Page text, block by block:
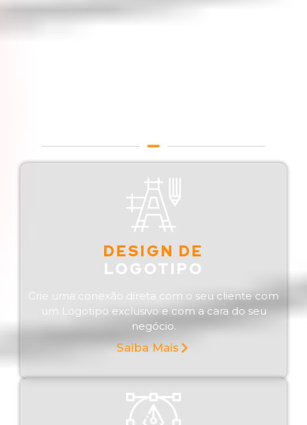
DESIGN DE
LOGOTIPO
Crie uma conexão direta com o seu cliente com
um Logotipo exclusivo e com a cara do seu
negócio.
Saiba Mais